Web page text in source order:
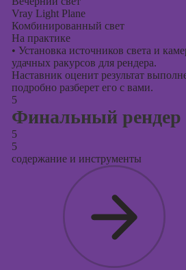
Vray Light Plane
Комбинированный свет
На практике
• Установка источников света и
удачных ракурсов для рендера.
Наставник оценит результат
подробно разберет его с вами.
5
Финальный рендер
5
5
содержание и инструменты